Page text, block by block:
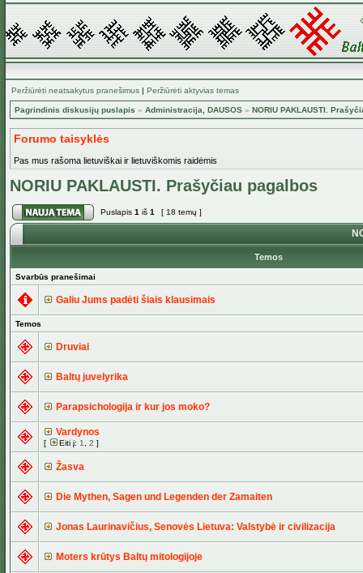
Peržiūrėti neatsakytus pranešimus | Peržiūrėti aktyvias temas
Pagrindinis diskusijų puslapis » Administracija, DAUSOS » NORIU PAKLAUSTI.
Forumo taisyklės
Pas mus rašoma lietuviškai ir lietuviškomis raidėmis
NORIU PAKLAUSTI. Prašyčiau pagalbos
Puslapis 1 iš 1 [ 18 temų ]
Temos
Svarbūs pranešimai
Galiu Jums padėti šiais klausimais
Temos
Druviai
Baltų juvelyrika
Parapsichologija ir kur jos moko?
Vardynos
[ Eiti į: 1 2 ]
Žasva
Die Mythen, Sagen und Legenden der Zamaiten
Jonas Laurinavičius, Senovės Lietuva: Valstybė ir civilizacija
Moters krūtys Baltų mitologijoje